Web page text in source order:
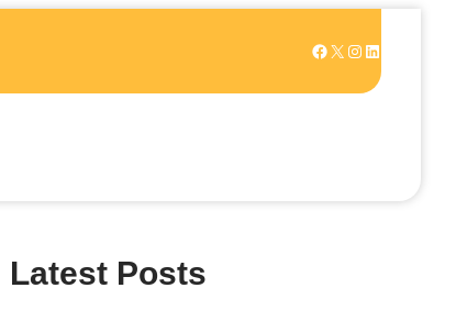
Facebook X Instagram LinkedIn
Latest Posts